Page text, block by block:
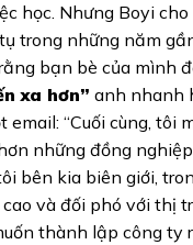
học. Nhưng Boyi
trong những năm
bạn bè của mình
xa hơn” anh nhanh
email: “Cuối cùng, tôi
những đồng
bên kia biên giới,
và đối phó với thị
thành lập công ty